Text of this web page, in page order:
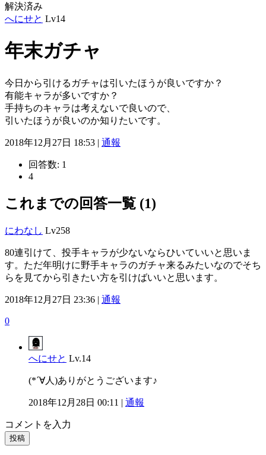
解決済み
へにせと Lv14
年末ガチャ
今日から引けるガチャは引いたほうが良いですか？
有能キャラが多いですか？
手持ちのキャラは考えないで良いので、
引いたほうが良いのか知りたいです。
2018年12月27日 18:53 | 通報
回答数: 1
4
これまでの回答一覧 (1)
にわなし Lv258
80連引けて、投手キャラが少ないならひいていいと思いま
す。ただ年明けに野手キャラのガチャ来るみたいなのでそち
らを見てから引きたい方を引けばいいと思います。
2018年12月27日 23:36 | 通報
0
へにせと Lv.14
(*´∀人)ありがとうございます♪
2018年12月28日 00:11 | 通報
コメントを入力
投稿